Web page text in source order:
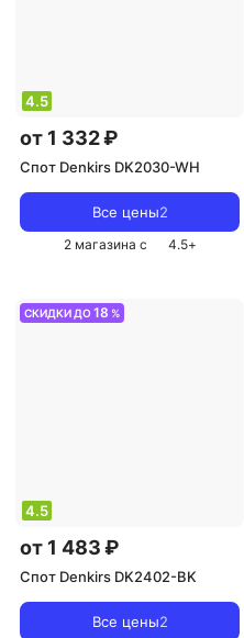
4.5
от 1 332 ₽
Спот Denkirs DK2030-WH
Все цены2
2 магазина с 4.5+
СКИДКИ ДО18 %
4.5
от 1 483 ₽
Спот Denkirs DK2402-BK
Все цены2